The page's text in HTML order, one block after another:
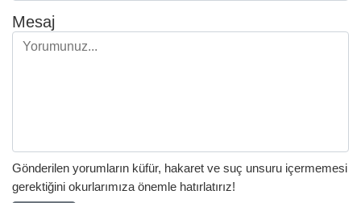
Mesaj
Gönderilen yorumların küfür, hakaret ve suç unsuru içermemesi
gerektiğini okurlarımıza önemle hatırlatırız!